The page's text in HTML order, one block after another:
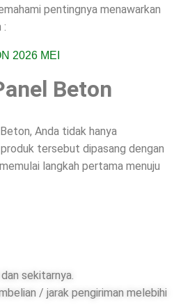
pentingnya menawarkan
:
Beton
Anda tidak hanya
tersebut dipasang dengan
langkah pertama menuju
sekitarnya.
/ jarak pengiriman melebihi